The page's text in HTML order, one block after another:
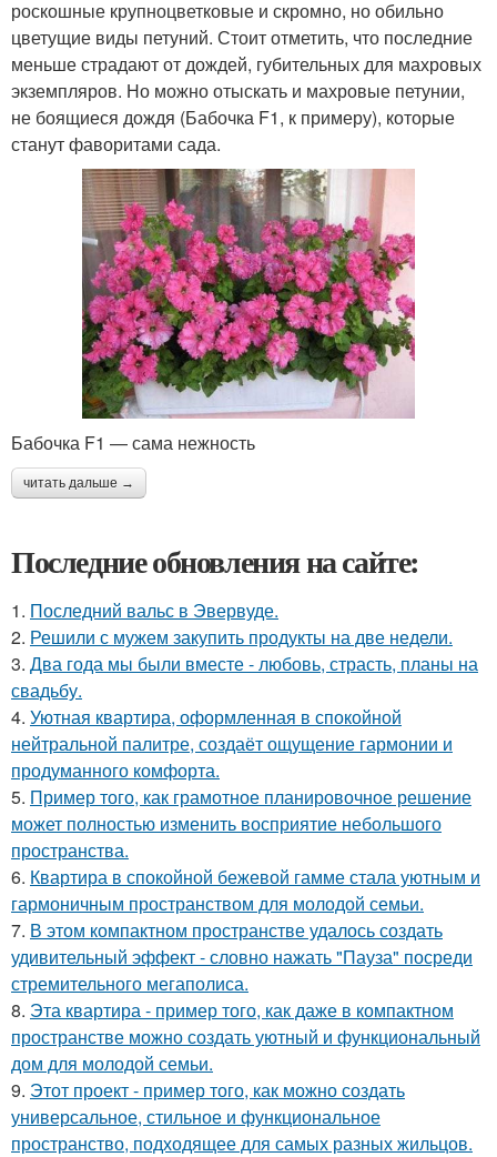
роскошные крупноцветковые и скромно, но обильно
цветущие виды петуний. Стоит отметить, что последние
меньше страдают от дождей, губительных для махровых
экземпляров. Но можно отыскать и махровые петунии,
не боящиеся дождя (Бабочка F1, к примеру), которые
станут фаворитами сада.
Бабочка F1 — сама нежность
читать дальше →
Последние обновления на сайте:
1. Последний вальс в Эвервуде.
2. Решили с мужем закупить продукты на две недели.
3. Два года мы были вместе - любовь, страсть, планы на
свадьбу.
4. Уютная квартира, оформленная в спокойной
нейтральной палитре, создаёт ощущение гармонии и
продуманного комфорта.
5. Пример того, как грамотное планировочное решение
может полностью изменить восприятие небольшого
пространства.
6. Квартира в спокойной бежевой гамме стала уютным и
гармоничным пространством для молодой семьи.
7. В этом компактном пространстве удалось создать
удивительный эффект - словно нажать "Пауза" посреди
стремительного мегаполиса.
8. Эта квартира - пример того, как даже в компактном
пространстве можно создать уютный и функциональный
дом для молодой семьи.
9. Этот проект - пример того, как можно создать
универсальное, стильное и функциональное
пространство, подходящее для самых разных жильцов.